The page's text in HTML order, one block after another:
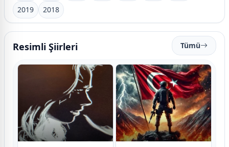
2019
2018
Resimli Şiirleri Tümü